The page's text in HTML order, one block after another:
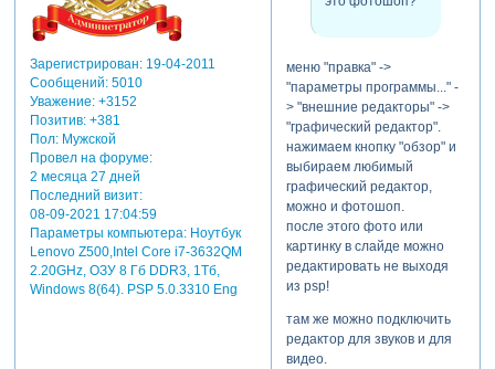
Зарегистрирован: 19-04-2011
Сообщений:5010
Уважение: +3152
Позитив: +381
Пол:Мужской
Провел на форуме:
2 месяца 27 дней
Последний визит:
08-09-2021 17:04:59
Параметры компьютера:Ноутбук
Lenovo Z500,Intel Core i7-3632QM
2.20GHz, ОЗУ 8 Гб DDR3, 1Тб,
Windows 8(64). PSP 5.0.3310 Eng
меню "правка" ->
"параметры программы..." -
> "внешние редакторы" ->
"графический редактор".
нажимаем кнопку "обзор" и
выбираем любимый
графический редактор,
можно и фотошоп.
после этого фото или
картинку в слайде можно
редактировать не выходя
из psp!
там же можно подключить
редактор для звуков и для
видео.